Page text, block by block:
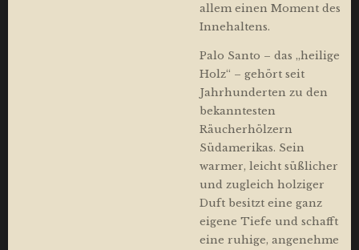
allem einen Moment des
Innehaltens.
Palo Santo – das „heilige
Holz“ – gehört seit
Jahrhunderten zu den
bekanntesten
Räucherhölzern
Südamerikas. Sein
warmer, leicht süßlicher
und zugleich holziger
Duft besitzt eine ganz
eigene Tiefe und schafft
eine ruhige, angenehme